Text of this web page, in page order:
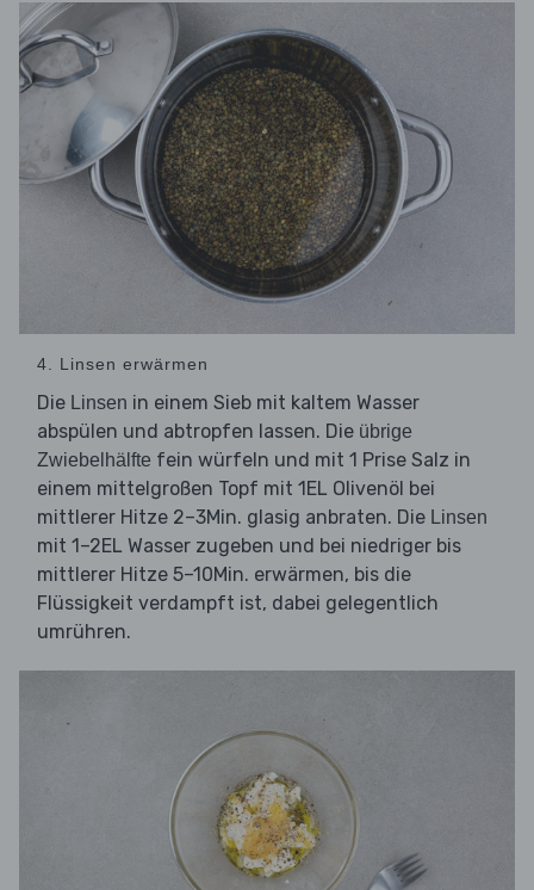
4. Linsen erwärmen
Die Linsen in einem Sieb mit kaltem Wasser
abspülen und abtropfen lassen. Die übrige
Zwiebelhälfte fein würfeln und mit 1 Prise Salz in
einem mittelgroßen Topf mit 1EL Olivenöl bei
mittlerer Hitze 2–3Min. glasig anbraten. Die Linsen
mit 1–2EL Wasser zugeben und bei niedriger bis
mittlerer Hitze 5–10Min. erwärmen, bis die
Flüssigkeit verdampft ist, dabei gelegentlich
umrühren.